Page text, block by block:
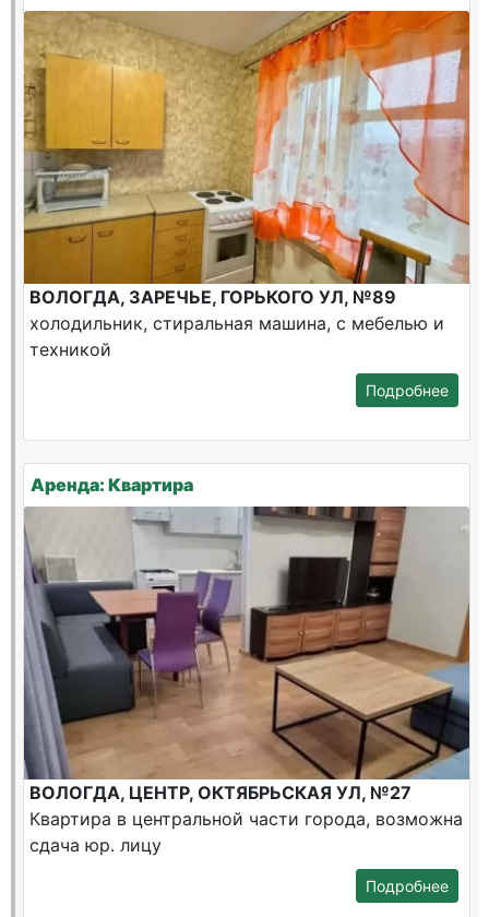
ВОЛОГДА, ЗАРЕЧЬЕ, ГОРЬКОГО УЛ, №89
холодильник, стиральная машина, с мебелью и
техникой
Подробнее
Аренда: Квартира
ВОЛОГДА, ЦЕНТР, ОКТЯБРЬСКАЯ УЛ, №27
Квартира в центральной части города, возможна
сдача юр. лицу
Подробнее